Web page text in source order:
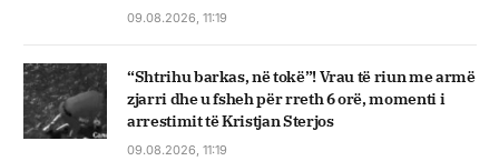
09.08.2026, 11:19
“Shtrihu barkas, në tokë”! Vrau të riun me armë
zjarri dhe u fsheh për rreth 6 orë, momenti i
arrestimit të Kristjan Sterjos
09.08.2026, 11:19